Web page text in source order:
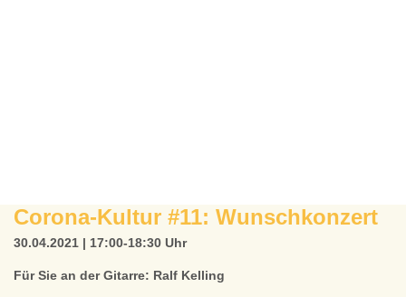
Corona-Kultur #11: Wunschkonzert
30.04.2021 | 17:00-18:30 Uhr
Für Sie an der Gitarre: Ralf Kelling